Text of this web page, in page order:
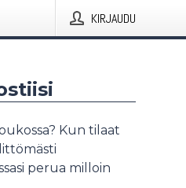
KIRJAUDU
Kun tilaat
perua milloin